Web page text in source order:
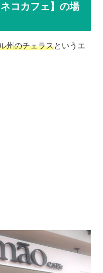
コカフェ】の場
州のチェラスというエ